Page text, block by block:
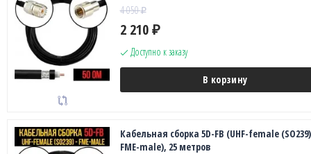
4 050₽
2 210 ₽
Доступно к заказу
В корзину
Кабельная сборка 5D-FB (UHF-female
FME-male), 25 метров